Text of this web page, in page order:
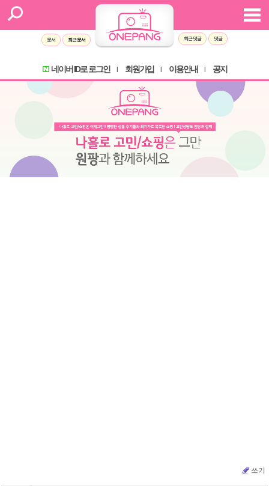
문서 최근 문서 최근 댓글 댓글
네이버 ID로 로그인 회원가입 이용안내 공지
쓰기